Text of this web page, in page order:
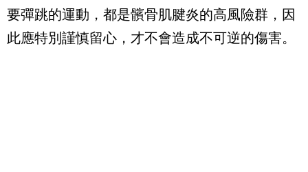
要彈跳的運動，都是髕骨肌腱炎的高風險群，因
此應特別謹慎留心，才不會造成不可逆的傷害。